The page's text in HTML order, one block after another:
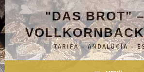
Springe
zum
Inhalt
"DAS BROT"
TARIFA – ANDALUCÍA –